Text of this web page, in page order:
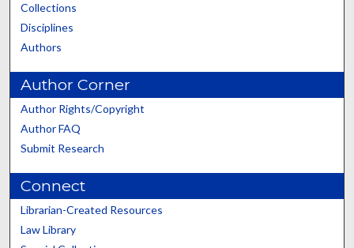
Collections
Disciplines
Authors
Author Corner
Author Rights/Copyright
Author FAQ
Submit Research
Connect
Librarian-Created Resources
Law Library